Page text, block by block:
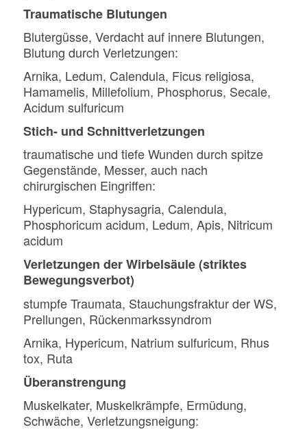
Traumatische Blutungen
Blutergüsse, Verdacht auf innere Blutungen,
Blutung durch Verletzungen:
Arnika, Ledum, Calendula, Ficus religiosa,
Hamamelis, Millefolium, Phosphorus, Secale,
Acidum sulfuricum
Stich- und Schnittverletzungen
traumatische und tiefe Wunden durch spitze
Gegenstände, Messer, auch nach
chirurgischen Eingriffen:
Hypericum, Staphysagria, Calendula,
Phosphoricum acidum, Ledum, Apis, Nitricum
acidum
Verletzungen der Wirbelsäule (striktes
Bewegungsverbot)
stumpfe Traumata, Stauchungsfraktur der WS,
Prellungen, Rückenmarkssyndrom
Arnika, Hypericum, Natrium sulfuricum, Rhus
tox, Ruta
Überanstrengung
Muskelkater, Muskelkrämpfe, Ermüdung,
Schwäche, Verletzungsneigung: